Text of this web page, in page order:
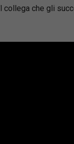
collega che gli